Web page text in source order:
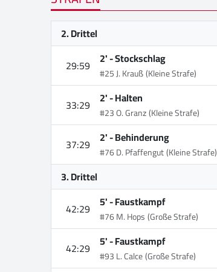
2. Drittel
29:59 2' -Stockschlag
#25 J. Krauß(Kleine Strafe)
33:29 2' -Halten
#23 O. Granz(Kleine Strafe)
37:29 2' -Behinderung
#76 D. Pfaffengut(Kleine Strafe)
3. Drittel
42:29 5' -Faustkampf
#76 M. Hops(Große Strafe)
42:29 5' -Faustkampf
#93 L. Calce(Große Strafe)